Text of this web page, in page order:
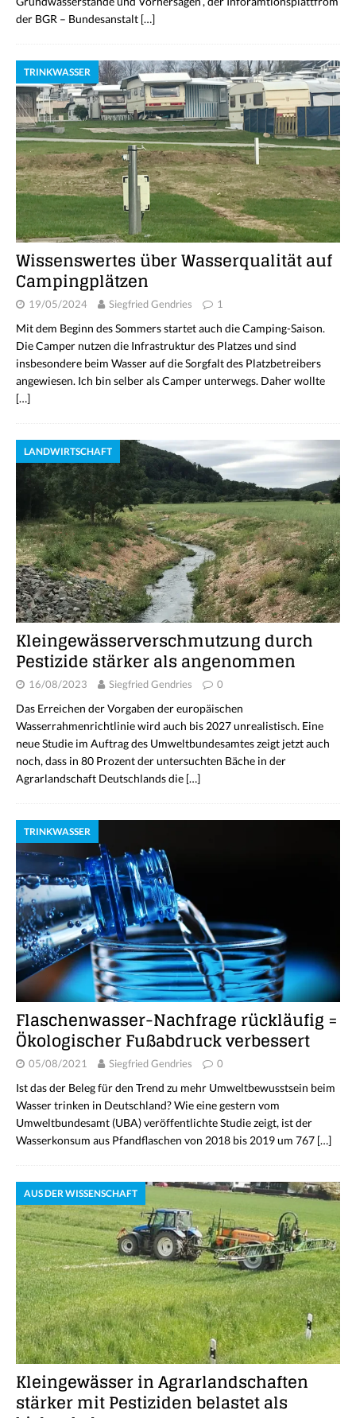
der BGR – Bundesanstalt […]
TRINKWASSER
Wissenswertes über Wasserqualität auf
Campingplätzen
19/05/2024 Siegfried Gendries 1
Mit dem Beginn des Sommers startet auch die Camping-Saison.
Die Camper nutzen die Infrastruktur des Platzes und sind
insbesondere beim Wasser auf die Sorgfalt des Platzbetreibers
angewiesen. Ich bin selber als Camper unterwegs. Daher wollte
[…]
LANDWIRTSCHAFT
Kleingewässerverschmutzung durch
Pestizide stärker als angenommen
16/08/2023 Siegfried Gendries 0
Das Erreichen der Vorgaben der europäischen
Wasserrahmenrichtlinie wird auch bis 2027 unrealistisch. Eine
neue Studie im Auftrag des Umweltbundesamtes zeigt jetzt auch
noch, dass in 80 Prozent der untersuchten Bäche in der
Agrarlandschaft Deutschlands die […]
TRINKWASSER
Flaschenwasser-Nachfrage rückläufig =
Ökologischer Fußabdruck verbessert
05/08/2021 Siegfried Gendries 0
Ist das der Beleg für den Trend zu mehr Umweltbewusstsein beim
Wasser trinken in Deutschland? Wie eine gestern vom
Umweltbundesamt (UBA) veröffentlichte Studie zeigt, ist der
Wasserkonsum aus Pfandflaschen von 2018 bis 2019 um 767 […]
AUS DER WISSENSCHAFT
Kleingewässer in Agrarlandschaften
stärker mit Pestiziden belastet als